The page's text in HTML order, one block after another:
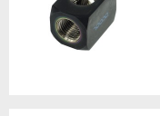
Monsoon
Nanoxia
PrimoChill